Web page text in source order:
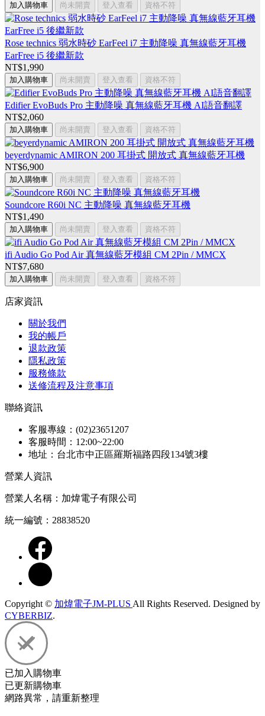
加入購物車 尚未開賣 登入查看 資格不符
Rose technics 弱水時砂 EarFeel i7 主動降噪 真無線藍牙耳機
EarFree i5 後繼新款
NT$1,990
加入購物車 尚未開賣 登入查看 資格不符
Edifier EvoBuds Pro 主動降噪 真無線藍牙耳機 AI語音翻譯
NT$2,060
加入購物車 尚未開賣 登入查看 資格不符
beyerdynamic AMIRON 200 耳掛式 開放式 真無線藍牙耳機
NT$6,900
加入購物車 尚未開賣 登入查看 資格不符
Soundcore R60i NC 主動降噪 真無線藍牙耳機
NT$1,490
加入購物車 尚未開賣 登入查看 資格不符
ifi Audio Go Pod Air 真無線藍牙模組 CM 2Pin / MMCX
NT$7,680
加入購物車 尚未開賣 登入查看 資格不符
店家資訊
關於我們
我的帳戶
退款政策
隱私政策
服務條款
送修流程及注意事項
聯絡資訊
客服專線：(02)23651207
客服時間：12:00~22:00
地址：台北市中正區羅斯福路四段134號3樓
營業人資訊
營業人名稱：加煒電子有限公司
統一編號：28838520
Copyright © 加煒電子JM-PLUS All Rights Reserved. Designed by
CYBERBIZ.
已加入購物車
已更新購物車
網路異常，請重新整理